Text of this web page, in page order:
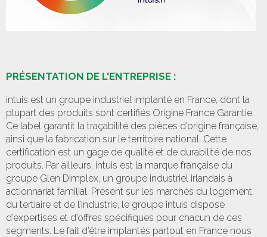
PRÉSENTATION DE L'ENTREPRISE :
intuis est un groupe industriel implanté en France, dont la
plupart des produits sont certifiés Origine France Garantie.
Ce label garantit la traçabilité des pièces d’origine française,
ainsi que la fabrication sur le territoire national. Cette
certification est un gage de qualité et de durabilité de nos
produits. Par ailleurs, intuis est la marque française du
groupe Glen Dimplex, un groupe industriel irlandais à
actionnariat familial. Présent sur les marchés du logement,
du tertiaire et de l’industrie, le groupe intuis dispose
d’expertises et d’offres spécifiques pour chacun de ces
segments. Le fait d’être implantés partout en France nous